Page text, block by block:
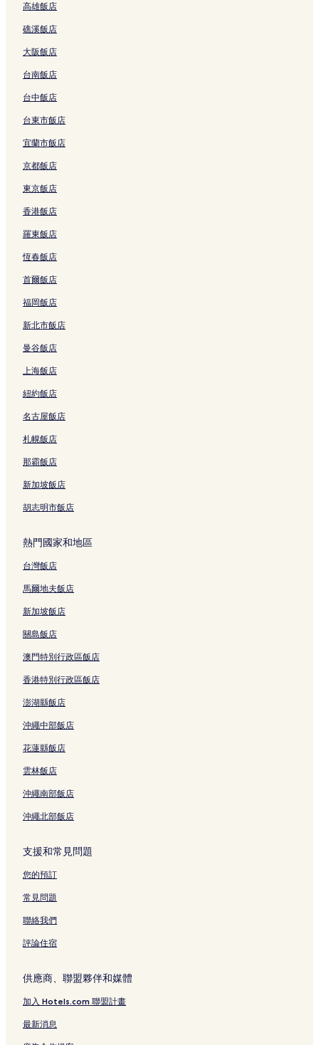
五結的設有健身中心的飯店
五結的設有游泳池的飯店
五結的平價飯店
五結的親子飯店
五結的奢華飯店
五結的設有停車場的飯店
五結的商務飯店
五結的設有廚房的飯店
五結的寵物友善飯店
五結的提供免費早餐的飯店
宜蘭市的設有停車場的飯店
宜蘭市的親子飯店
協和村的商務飯店
宜蘭縣的親子飯店
宜蘭縣的設有停車場的飯店
宜蘭縣的平價飯店
宜蘭縣的設有游泳池的飯店
宜蘭縣的提供免費早餐的飯店
宜蘭縣的提供無線上網的飯店
宜蘭縣的商務飯店
羅東的平價飯店
羅東的提供免費早餐的飯店
羅東的親子飯店
羅東的設有停車場的飯店
羅東的寵物友善飯店
羅東的商務飯店
三星的民宿
冬山的旅館
冬山的民宿
五結 3 星級飯店
五結 4 星級飯店
高雄飯店
礁溪飯店
大阪飯店
台南飯店
台中飯店
台東市飯店
宜蘭市飯店
京都飯店
東京飯店
香港飯店
羅東飯店
恆春飯店
首爾飯店
福岡飯店
新北市飯店
曼谷飯店
上海飯店
紐約飯店
名古屋飯店
札幌飯店
那霸飯店
新加坡飯店
胡志明市飯店
熱門國家和地區
台灣飯店
馬爾地夫飯店
新加坡飯店
關島飯店
澳門特別行政區飯店
香港特別行政區飯店
澎湖縣飯店
沖繩中部飯店
花蓮縣飯店
雲林飯店
沖繩南部飯店
沖繩北部飯店
支援和常見問題
您的預訂
常見問題
聯絡我們
評論住宿
供應商、聯盟夥伴和媒體
加入 Hotels.com 聯盟計畫
最新消息